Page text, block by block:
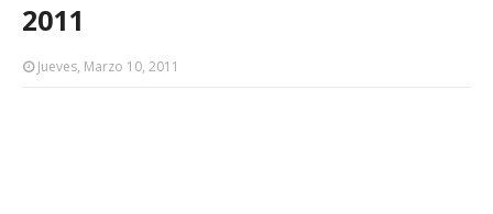
2011
Jueves, Marzo 10, 2011